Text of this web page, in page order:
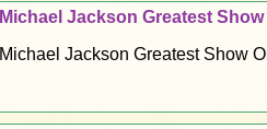
Michael Jackson Greatest Show
Michael Jackson Greatest Show